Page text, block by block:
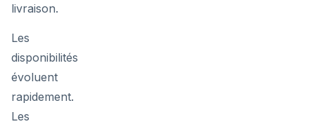
livraison.
Les
disponibilités
évoluent
rapidement.
Les